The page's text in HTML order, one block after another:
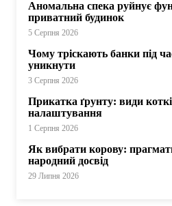
Аномальна спека руйнує
приватний будинок
5 Серпня 2026
Чому тріскають банки під
уникнути
3 Серпня 2026
Прикатка ґрунту: види
налаштування
1 Серпня 2026
Як вибрати корову:
народний досвід
29 Липня 2026